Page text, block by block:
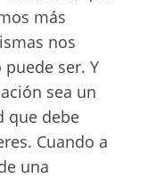
más
nos
ser. Y
sea un
que debe
Cuando a
una